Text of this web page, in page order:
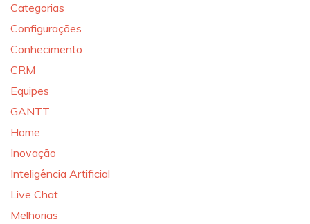
Categorias
Configurações
Conhecimento
CRM
Equipes
GANTT
Home
Inovação
Inteligência Artificial
Live Chat
Melhorias